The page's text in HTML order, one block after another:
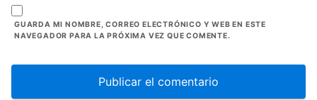
GUARDA MI NOMBRE, CORREO ELECTRÓNICO Y WEB EN ESTE
NAVEGADOR PARA LA PRÓXIMA VEZ QUE COMENTE.